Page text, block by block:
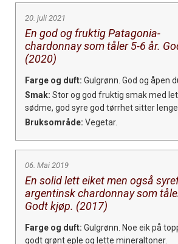
20. juli 2021
En god og fruktig Patagonia-
chardonnay som tåler 5-6 år.
(2020)
Farge og duft: Gulgrønn. God og åpen
Smak: Stor og god fruktig smak med
sødme, god syre god tørrhet sitter lenge.
Bruksområde: Vegetar.
06. Mai 2019
En solid lett eiket men også
argentinsk chardonnay som
Godt kjøp. (2017)
Farge og duft: Gulgrønn. Noe eik på
godt grønt eple og lette mineraltoner.